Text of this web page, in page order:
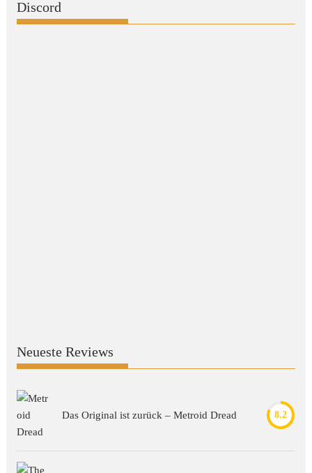
Discord
Neueste Reviews
Das Original ist zurück – Metroid Dread 8.2